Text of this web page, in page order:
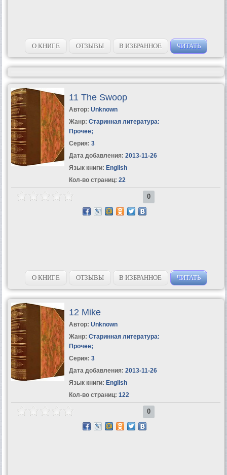
О КНИГЕ ОТЗЫВЫ В ИЗБРАННОЕ ЧИТАТЬ
11 The Swoop
Автор: Unknown
Жанр: Старинная литература:
Прочее;
Серия: 3
Дата добавления: 2013-11-26
Язык книги: English
Кол-во страниц: 22
0
О КНИГЕ ОТЗЫВЫ В ИЗБРАННОЕ ЧИТАТЬ
12 Mike
Автор: Unknown
Жанр: Старинная литература:
Прочее;
Серия: 3
Дата добавления: 2013-11-26
Язык книги: English
Кол-во страниц: 122
0